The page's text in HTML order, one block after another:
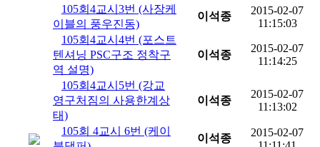
105회4교시3번 (사장케
이블의 풍우진동)
이석종
2015-02-07
11:15:03
105회4교시4번 (포스트
텐셔닝 PSC구조 정착구
역 설명)
이석종
2015-02-07
11:14:25
105회4교시5번 (강교
영구처짐의 사용한계상
태)
이석종
2015-02-07
11:13:02
105회 4교시 6번 (케이
이석종
2015-02-07